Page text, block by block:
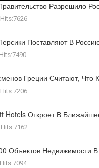
Разрешило
Поставляют В
Греции Считают, Что
Hotels Откроет В
Объектов Недвижимости